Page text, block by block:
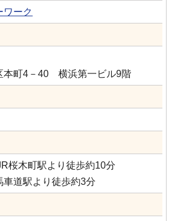
ワーク
本町4－40 横浜第一ビル9階
桜木町駅より徒歩約10分
車道駅より徒歩約3分